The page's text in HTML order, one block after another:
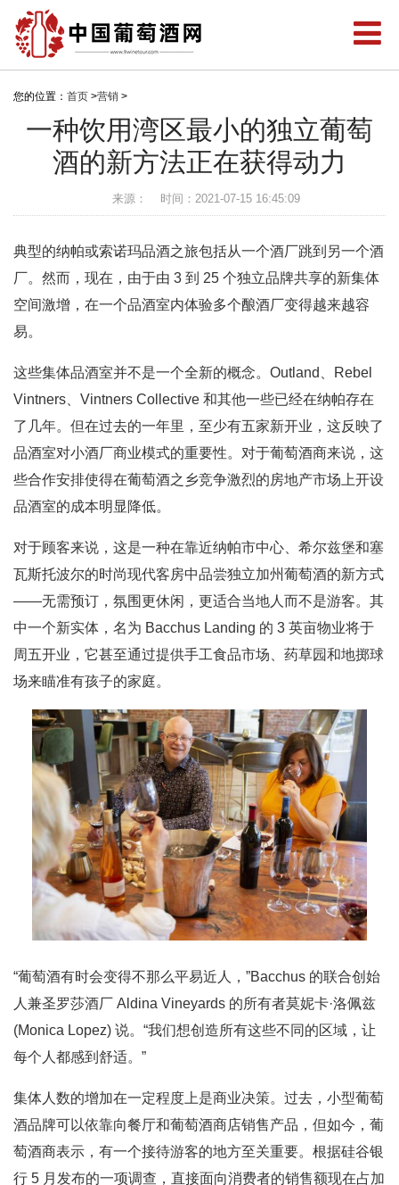
您的位置： 首页 >营销 >
一种饮用湾区最小的独立葡萄
酒的新方法正在获得动力
来源： 时间：2021-07-15 16:45:09
典型的纳帕或索诺玛品酒之旅包括从一个酒厂跳到另一个酒
厂。然而，现在，由于由 3 到 25 个独立品牌共享的新集体
空间激增，在一个品酒室内体验多个酿酒厂变得越来越容
易。
这些集体品酒室并不是一个全新的概念。Outland、Rebel
Vintners、Vintners Collective 和其他一些已经在纳帕存在
了几年。但在过去的一年里，至少有五家新开业，这反映了
品酒室对小酒厂商业模式的重要性。对于葡萄酒商来说，这
些合作安排使得在葡萄酒之乡竞争激烈的房地产市场上开设
品酒室的成本明显降低。
对于顾客来说，这是一种在靠近纳帕市中心、希尔兹堡和塞
瓦斯托波尔的时尚现代客房中品尝独立加州葡萄酒的新方式
——无需预订，氛围更休闲，更适合当地人而不是游客。其
中一个新实体，名为 Bacchus Landing 的 3 英亩物业将于
周五开业，它甚至通过提供手工食品市场、药草园和地掷球
场来瞄准有孩子的家庭。
“葡萄酒有时会变得不那么平易近人，”Bacchus 的联合创始
人兼圣罗莎酒厂 Aldina Vineyards 的所有者莫妮卡·洛佩兹
(Monica Lopez) 说。“我们想创造所有这些不同的区域，让
每个人都感到舒适。”
集体人数的增加在一定程度上是商业决策。过去，小型葡萄
酒品牌可以依靠向餐厅和葡萄酒商店销售产品，但如今，葡
萄酒商表示，有一个接待游客的地方至关重要。根据硅谷银
行 5 月发布的一项调查，直接面向消费者的销售额现在占加